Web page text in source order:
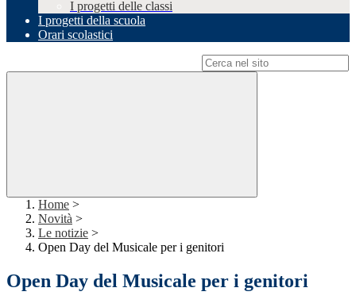
I progetti delle classi
I progetti della scuola
Orari scolastici
Home >
Novità >
Le notizie >
Open Day del Musicale per i genitori
Open Day del Musicale per i genitori